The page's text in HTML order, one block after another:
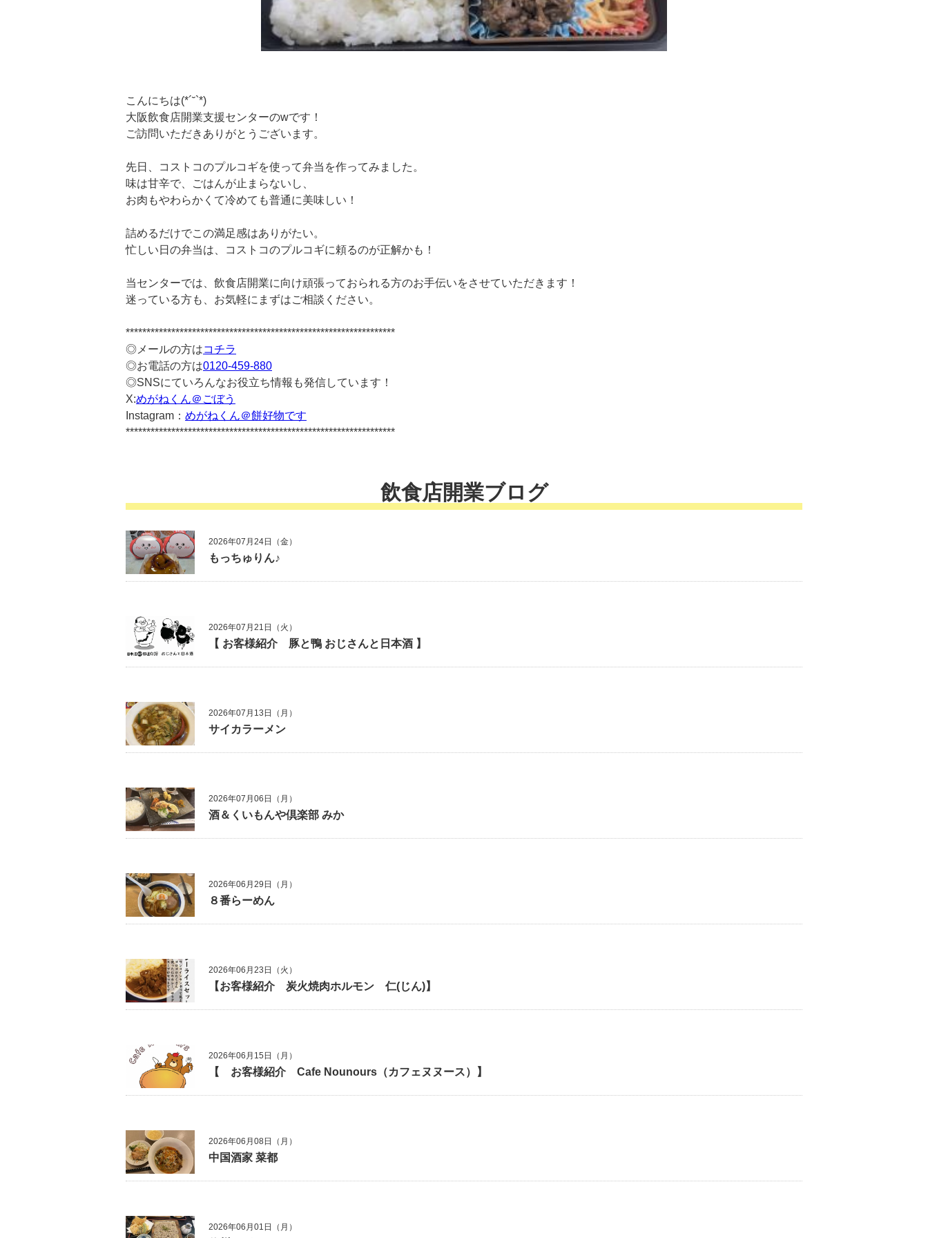
こんにちは(*´˘`*)
大阪飲食店開業支援センターのwです！
ご訪問いただきありがとうございます。
先日、コストコのプルコギを使って弁当を作ってみました。
味は甘辛で、ごはんが止まらないし、
お肉もやわらかくて冷めても普通に美味しい！
詰めるだけでこの満足感はありがたい。
忙しい日の弁当は、コストコのプルコギに頼るのが正解かも！
当センターでは、飲食店開業に向け頑張っておられる方のお手伝いをさせていただきます！
迷っている方も、お気軽にまずはご相談ください。
*****************************************************************
◎メールの方はコチラ
◎お電話の方は0120-459-880
◎SNSにていろんなお役立ち情報も発信しています！
X:めがねくん＠ごぼう
Instagram： めがねくん＠餅好物です
*****************************************************************
飲食店開業ブログ
2026年07月24日（金）
もっちゅりん♪
2026年07月21日（火）
【 お客様紹介 豚と鴨 おじさんと日本酒 】
2026年07月13日（月）
サイカラーメン
2026年07月06日（月）
酒＆くいもんや倶楽部 みか
2026年06月29日（月）
８番らーめん
2026年06月23日（火）
【お客様紹介 炭火焼肉ホルモン 仁(じん)】
2026年06月15日（月）
【 お客様紹介 Cafe Nounours（カフェヌヌース）】
2026年06月08日（月）
中国酒家 菜都
2026年06月01日（月）